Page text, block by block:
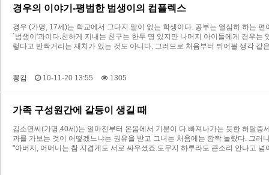
경우의 이야기-평범한 범생이의 컴플렉스
경우 (가명, 17세)는 학교에서 그다지 말이 없는 학생이다. 공부는 열심히 하는
`범생이'과이다.친하게 지내는 친구는 한두 명 있지만 나머지 아이들에게 경우
렇다고 반짝거리는 재치가 있는 것도 아니다. 그러므로 처음부터 튀어볼 생각 같
뽕킴 10-11-20 13:55 1305
가족 구성원간에 갈등이 생길 때
김소연씨(가명,40세)는 얼마전부터 온몸에서 기분이 다 빠져나가는 듯한 허탈
과를 가보는 것이 어떻겠느냐는 권유을 받고 그녀는 처음에는 깜짝 놀랐다. 그
"아버지, 어머니는 참 지겹게도 서로 싸우셨죠.도무지 하루라도 큰소리 안나고